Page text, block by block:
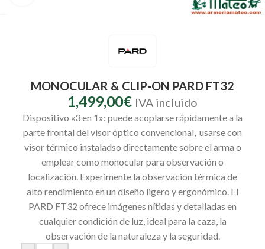
MONOCULAR & CLIP-ON PARD FT32
1,499,00€ IVA incluido
Dispositivo «3 en 1»: puede acoplarse rápidamente a la
parte frontal del visor óptico convencional, usarse con
visor térmico instaladso directamente sobre el arma o
emplear como monocular para observación o
localización. Experimente la observación térmica de
alto rendimiento en un diseño ligero y ergonómico. El
PARD FT32 ofrece imágenes nítidas y detalladas en
cualquier condición de luz, ideal para la caza, la
observación de la naturaleza y la seguridad.